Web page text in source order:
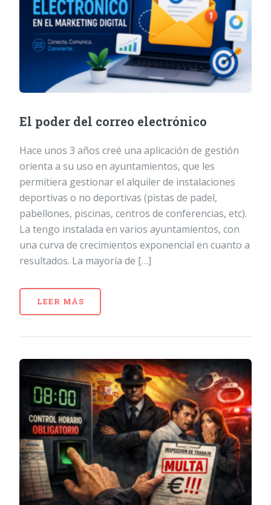
El poder del correo electrónico
Hace unos 3 años creé una aplicación de gestión
orienta a su uso en ayuntamientos, que les
permitiera gestionar el alquiler de instalaciones
deportivas o no deportivas (pistas de padel,
pabellones, piscinas, centros de conferencias, etc).
La tengo instalada en varios ayuntamientos, con
una curva de crecimientos exponencial en cuanto a
resultados. La mayoría de […]
LEER MÁS